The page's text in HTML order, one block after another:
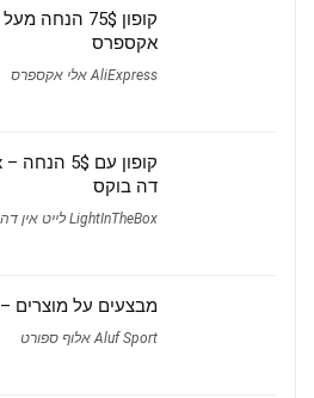
אקספרס
AliExpress אלי אקספרס
דה בוקס
LightInTheBox לייט אין דה בוקס
מבצעים על מוצרים – Aluf Sport אלוף ספורט
Aluf Sport אלוף ספורט